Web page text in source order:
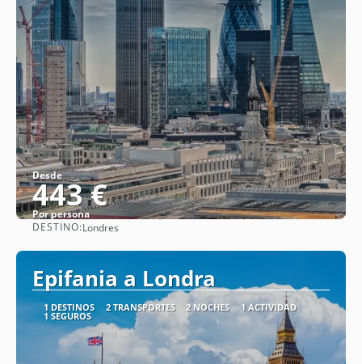
Desde
443 €
Por persona
DESTINO:Londres
Epifania a Londra
1 DESTINOS 2 TRANSPORTES 2 NOCHES 1 ACTIVIDAD
1 SEGUROS